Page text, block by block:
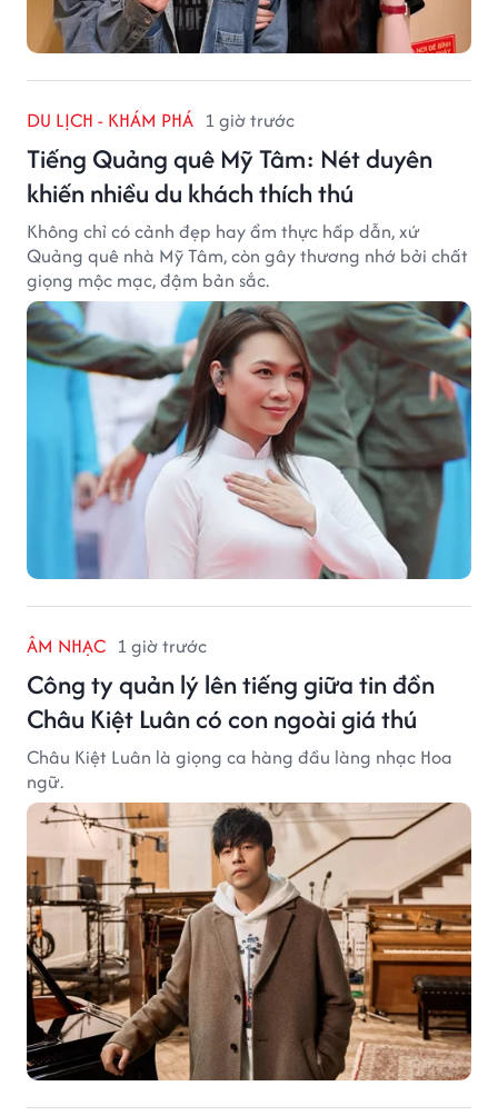
DU LỊCH - KHÁM PHÁ 1 giờ trước
Tiếng Quảng quê Mỹ Tâm: Nét duyên
khiến nhiều du khách thích thú
Không chỉ có cảnh đẹp hay ẩm thực hấp dẫn, xứ
Quảng quê nhà Mỹ Tâm, còn gây thương nhớ bởi chất
giọng mộc mạc, đậm bản sắc.
ÂM NHẠC 1 giờ trước
Công ty quản lý lên tiếng giữa tin đồn
Châu Kiệt Luân có con ngoài giá thú
Châu Kiệt Luân là giọng ca hàng đầu làng nhạc Hoa
ngữ.